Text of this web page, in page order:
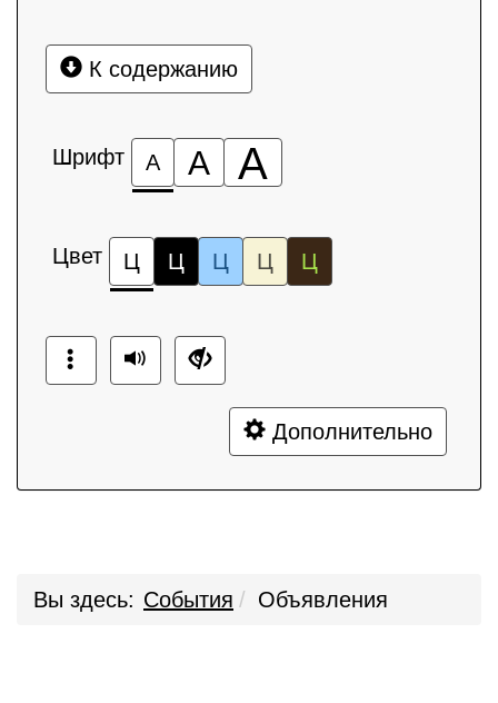
К содержанию
Шрифт А А А
Цвет Ц Ц Ц Ц Ц
Дополнительно
Вы здесь: События Объявления